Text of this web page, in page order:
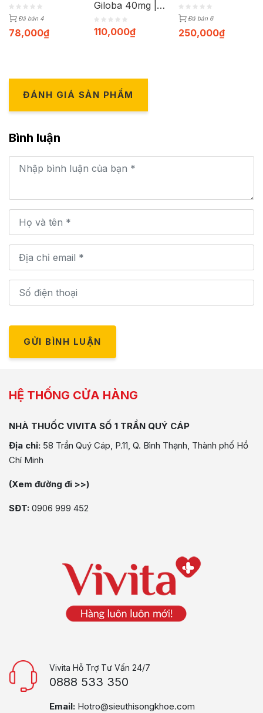
Đã bán 4
78,000₫
Giloba 40mg |
Hộp 30 viên
110,000₫
Đã bán 6
250,000₫
ĐÁNH GIÁ SẢN PHẨM
Bình luận
GỬI BÌNH LUẬN
HỆ THỐNG CỬA HÀNG
NHÀ THUỐC VIVITA SỐ 1 TRẦN QUÝ CÁP
Địa chỉ: 58 Trần Quý Cáp, P.11, Q. Bình Thạnh, Thành phố Hồ
Chí Minh
(Xem đường đi >>)
SĐT: 0906 999 452
Vivita Hỗ Trợ Tư Vấn 24/7
0888 533 350
Email: Hotro@sieuthisongkhoe.com